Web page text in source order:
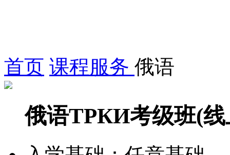
首页 课程服务 俄语
俄语ТРКИ考级班(线